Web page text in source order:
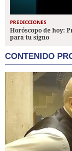
PREDICCIONES
Horóscopo de hoy:
para tu signo
CONTENIDO